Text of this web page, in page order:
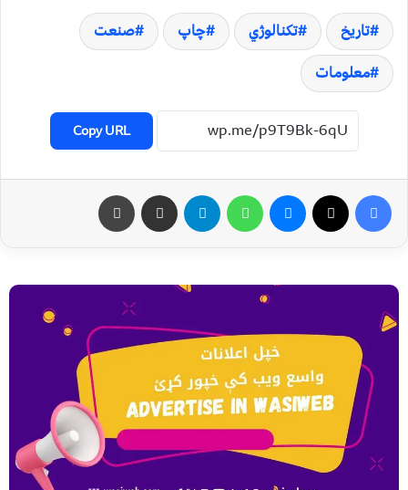
تاریخ تکنالوژي چاپ
صنعت
معلومات
Copy URL